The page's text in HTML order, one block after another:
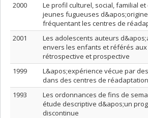
2000
Le profil culturel, social, familial
jeunes fugueuses
fréquentant les centres de
2001
Les adolescents auteurs
envers les enfants et référés aux
rétrospective et prospective
1999
L&apos;expérience vécue par
dans des centres de
1993
Les ordonnances de fins de
étude descriptive d&apos;un
discontinue